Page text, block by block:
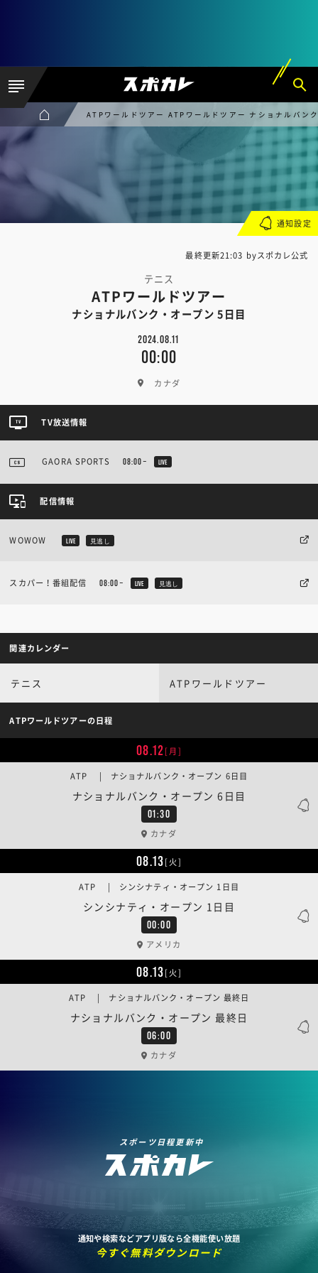
ATPワールドツアー ATPワールドツアー ナショナルバン
最終更新21:03 byスポカレ公式
テニス
ATPワールドツアー
ナショナルバンク・オープン 5日目
2024.08.11
00:00
カナダ
通知設定
TV放送情報
GAORA SPORTS 08:00~ LIVE
配信情報
WOWOW LIVE 見逃し
スカパー！番組配信 08:00~ LIVE 見逃し
関連カレンダー
テニス ATPワールドツアー
ATPワールドツアーの日程
08.12[月]
01:30
ナショナルバンク・オープン 6日目
ATP | ナショナルバンク・オープン 6日目
カナダ
08.13[火]
00:00
シンシナティ・オープン 1日目
ATP | シンシナティ・オープン 1日目
アメリカ
08.13[火]
06:00
ナショナルバンク・オープン 最終日
ATP | ナショナルバンク・オープン 最終日
カナダ
スポーツ日程更新中
通知や検索などアプリ版なら全機能使い放題
今すぐ無料ダウンロード